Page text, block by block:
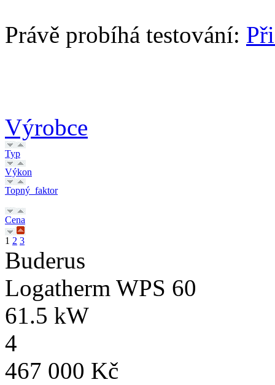
Právě probíhá testování:
Výrobce
Typ
Výkon
Topný_faktor
Cena
1 2 3
Buderus
Logatherm WPS 60
61.5 kW
4
467 000 Kč